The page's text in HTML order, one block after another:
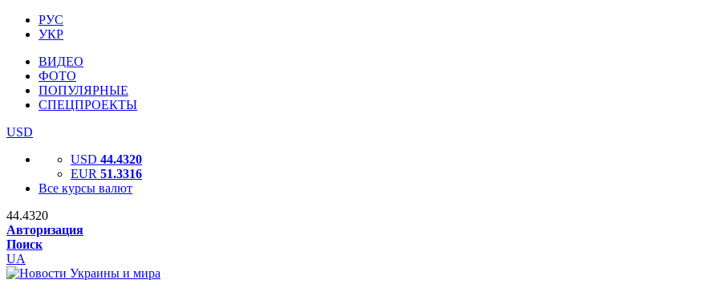
РУС
УКР
ВИДЕО
ФОТО
ПОПУЛЯРНЫЕ
СПЕЦПРОЕКТЫ
USD
USD 44.4320
EUR 51.3316
Все курсы валют
44.4320
Авторизация
Поиск
UA